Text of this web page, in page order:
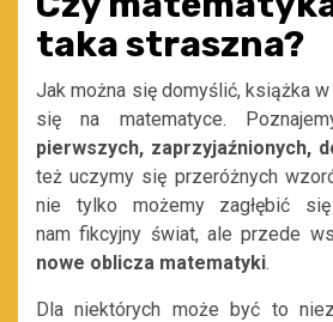
taka straszna?
Jak można się domyślić, książka
się na matematyce.
pierwszych, zaprzyjaźnionych,
też uczymy się przeróżnych wzo
nie tylko możemy zagłębić
nam fikcyjny świat,ale przede
nowe oblicza matematyki.
Dla niektórych może być to